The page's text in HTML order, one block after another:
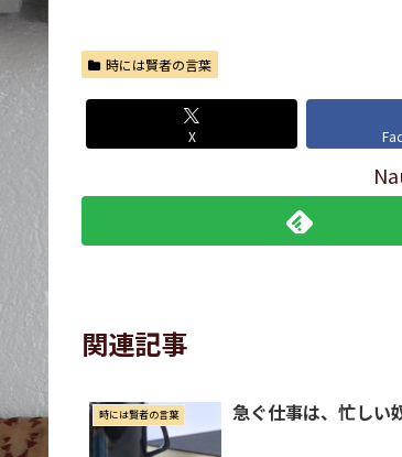
時には賢者の言葉
X
関連記事
時には賢者の言葉 急ぐ仕事は、忙しい